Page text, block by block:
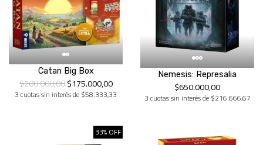
Catan Big Box
$200.000,00$175.000,00
3 cuotas sin interés de $58.333,33
Nemesis: Represalia
$650.000,00
3 cuotas sin interés de $216.666,67
33% OFF